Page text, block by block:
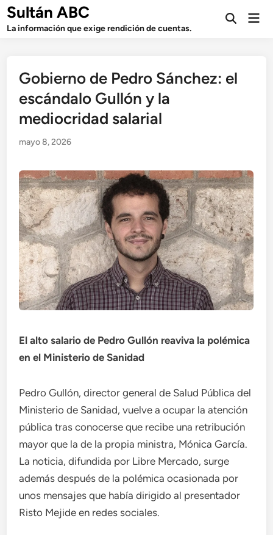
Saltar
contenido
Sultán ABC
La información que exige rendición de cuentas.
Abrir
Gobierno de Pedro Sánchez: el
escándalo Gullón y la
mediocridad salarial
mayo 8, 2026
El alto salario de Pedro Gullón reaviva la polémica
en el Ministerio de Sanidad
Pedro Gullón, director general de Salud Pública del
Ministerio de Sanidad, vuelve a ocupar la atención
pública tras conocerse que recibe una retribución
mayor que la de la propia ministra, Mónica García.
La noticia, difundida por Libre Mercado, surge
además después de la polémica ocasionada por
unos mensajes que había dirigido al presentador
Risto Mejide en redes sociales.